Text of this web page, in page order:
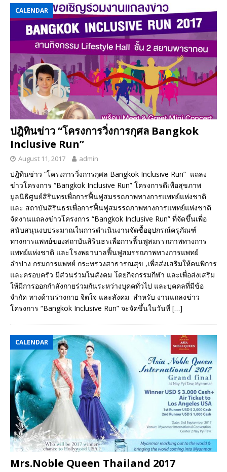
CALENDAR
ปฎิทินข่าว “โครงการวิ่งการกุศล Bangkok
Inclusive Run”
August 11, 2017 admin
ปฎิทินข่าว “โครงการวิ่งการกุศล Bangkok Inclusive Run” แถลง
ข่าวโครงการ “Bangkok Inclusive Run” โครงการดีเพื่อสุขภาพ
มูลนิธิศูนย์สิรินทรเพื่อการฟื้นฟูสมรรถภาพทางการแพทย์แห่งชาติ
และ สถาบันสิรินธรเพื่อการฟื้นฟูสมรรถภาพทางการแพทย์แห่งชาติ
จัดงานแถลงข่าวโครงการ “Bangkok Inclusive Run” ที่จัดขึ้นเพื่อ
สนับสนุนงบประมาณในการดำเนินงานจัดซื้ออุปกรณ์ครุภัณฑ์
ทางการแพทย์ของสถาบันสิรินธรเพื่อการฟื้นฟูสมรรถภาพทางการ
แพทย์แห่งชาติ และโรงพยาบาลฟื้นฟูสมรรถภาพทางการแพทย์
ลำปาง กรมการแพทย์ กระทรวงสาธารณสุข ,เพื่อส่งเสริมให้คนพิการ
และครอบครัว มีส่วนร่วมในสังคม โดยกิจกรรมกีฬา และเพื่อส่งเสริม
ให้มีการออกกำลังกายร่วมกันระหว่างบุคคทั่วไป และบุคคลที่มีข้อ
จำกัด ทางด้านร่างกาย จิตใจ และสังคม สำหรับ งานแถลงข่าว
โครงการ “Bangkok Inclusive Run” จะจัดขึ้นในวันที่ […]
CALENDAR
Mrs.Noble Queen Thailand 2017